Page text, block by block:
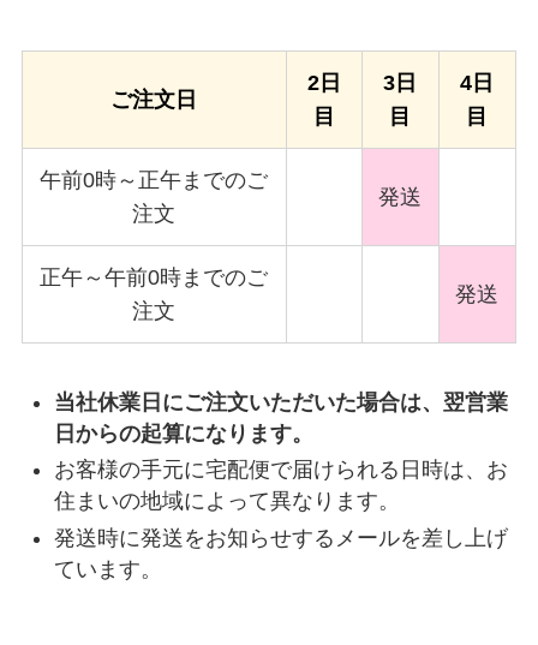
ご注文日
2日
目
3日
目
4日
目
午前0時～正午までのご
注文
発送
正午～午前0時までのご
注文
発送
当社休業日にご注文いただいた場合は、翌営業
日からの起算になります。
お客様の手元に宅配便で届けられる日時は、お
住まいの地域によって異なります。
発送時に発送をお知らせするメールを差し上げ
ています。